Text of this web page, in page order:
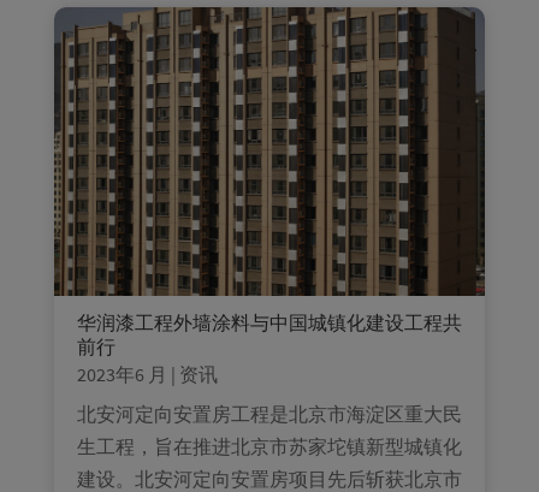
华润漆工程外墙涂料与中国城镇化建设工程共
前行
2023年6 月 | 资讯
北安河定向安置房工程是北京市海淀区重大民
生工程，旨在推进北京市苏家坨镇新型城镇化
建设。北安河定向安置房项目先后斩获北京市